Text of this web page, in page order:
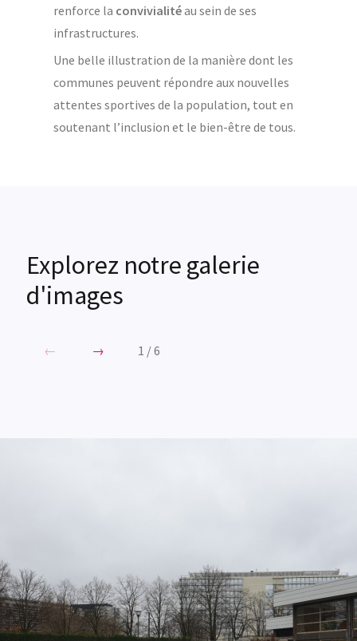
renforce la convivialitéau sein de ses
infrastructures.
Une belle illustration de la manière dont les
communes peuvent répondre aux nouvelles
attentes sportives de la population, tout en
soutenant l’inclusion et le bien-être de tous.
Explorez notre galerie
d'images
← → 1 /6